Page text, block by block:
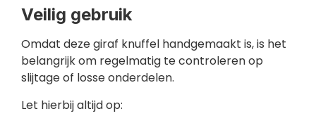
Veilig gebruik
Omdat deze giraf knuffel handgemaakt is, is het
belangrijk om regelmatig te controleren op
slijtage of losse onderdelen.
Let hierbij altijd op: